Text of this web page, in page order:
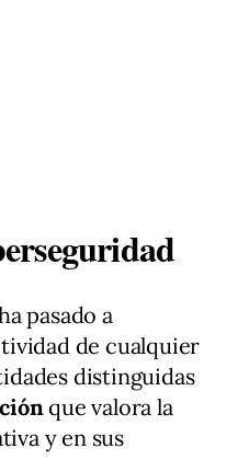
pasado a
de cualquier
distinguidas
que valora la
y en sus